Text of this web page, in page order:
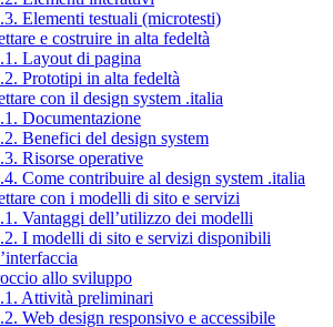
Elementi testuali (microtesti)
e costruire in alta fedeltà
Layout di pagina
Prototipi in alta fedeltà
con il design system .italia
Documentazione
Benefici del design system
Risorse operative
Come contribuire al design system .italia
con i modelli di sito e servizi
Vantaggi dell’utilizzo dei modelli
I modelli di sito e servizi disponibili
allo sviluppo
Attività preliminari
Web design responsivo e accessibile